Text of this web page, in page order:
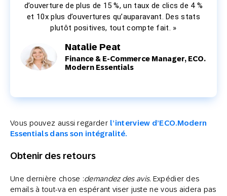
d’ouverture de plus de 15 %, un taux de clics de 4 %
et 10x plus d’ouvertures qu’auparavant. Des stats
plutôt positives, tout compte fait. »
Natalie Peat
Finance & E-Commerce Manager, ECO.
Modern Essentials
Vous pouvez aussi regarder l’interview d’ECO.Modern
Essentials dans son intégralité.
Obtenir des retours
Une dernière chose :demandez des avis. Expédier des
emails à tout-va en espérant viser juste ne vous aidera pas